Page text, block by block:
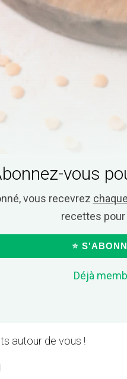
vous
vous recevrez
recettes pour
⭐
Déjà
autour de vous !